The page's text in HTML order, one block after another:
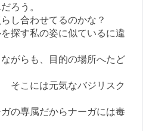
ろう。
し合わせてるのかな？
探す私の姿に似ているに違
がらも、目的の場所へたど
そこには元気なバジリスク
の専属だからナーガには毒